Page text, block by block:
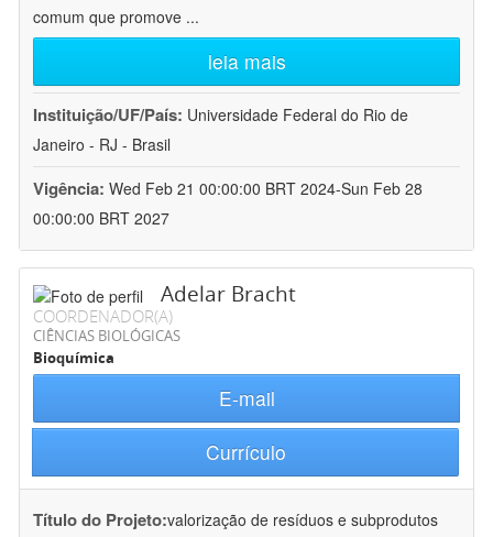
comum que promove ...
leia mais
Instituição/UF/País: Universidade Federal do Rio de
Janeiro - RJ - Brasil
Vigência: Wed Feb 21 00:00:00 BRT 2024-Sun Feb 28
00:00:00 BRT 2027
Adelar Bracht
COORDENADOR(A)
CIÊNCIAS BIOLÓGICAS
Bioquímica
E-mail
Currículo
Título do Projeto:valorização de resíduos e subprodutos